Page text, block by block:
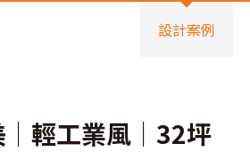
設計案例
│輕工業風│32坪